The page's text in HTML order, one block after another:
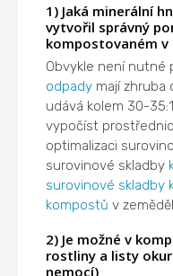
1) Jaká minerální
vytvořil správný
kompostovaném
Obvykle není nutné
odpadymají zhruba
udává kolem 30-
vypočíst
optimalizaci
surovinové skladby
surovinové skladby
kompostů v
2) Je možné v
rostliny a listy
nemocí)